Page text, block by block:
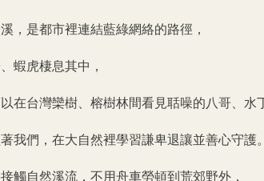
，是都市裡連結藍綠網絡的路徑，
蝦虎棲息其中，
在台灣欒樹、榕樹林間看見聒噪的八哥、水
我們，在大自然裡學習謙卑退讓並善心守護。
觸自然溪流，不用舟車勞頓到荒郊野外，